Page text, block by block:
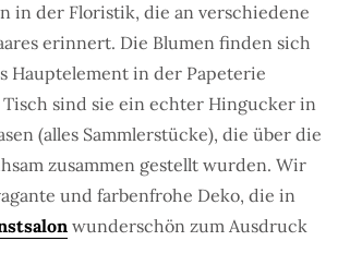
in der Floristik, die an verschiedene
erinnert. Die Blumen finden sich
Hauptelement in der Papeterie
sind sie ein echter Hingucker in
(alles Sammlerstücke), die über die
zusammen gestellt wurden. Wir
und farbenfrohe Deko, die in
wunderschön zum Ausdruck